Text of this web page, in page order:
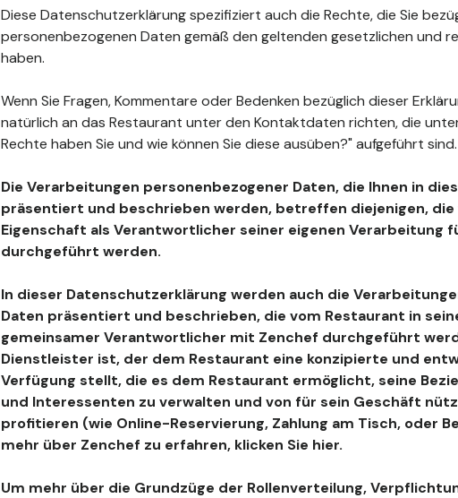
Diese Datenschutzerklärung spezifiziert auch die Rechte, die Sie
personenbezogenen Daten gemäß den geltenden gesetzlichen und
haben.
Wenn Sie Fragen, Kommentare oder Bedenken bezüglich dieser
natürlich an das Restaurant unter den Kontaktdaten richten, die
Rechte haben Sie und wie können Sie diese ausüben?" aufgeführt sind.
Die Verarbeitungen personenbezogener Daten, die Ihnen in
präsentiert und beschrieben werden, betreffen diejenigen, die
Eigenschaft als Verantwortlicher seiner eigenen Verarbeitung
durchgeführt werden.
In dieser Datenschutzerklärung werden auch die
Daten präsentiert und beschrieben, die vom Restaurant in
gemeinsamer Verantwortlicher mit Zenchef durchgeführt
Dienstleister ist, der dem Restaurant eine konzipierte und
Verfügung stellt, die es dem Restaurant ermöglicht, seine
und Interessenten zu verwalten und von für sein Geschäft
profitieren (wie Online-Reservierung, Zahlung am Tisch, oder
mehr über Zenchef zu erfahren, klicken Sie hier.
Um mehr über die Grundzüge der Rollenverteilung,